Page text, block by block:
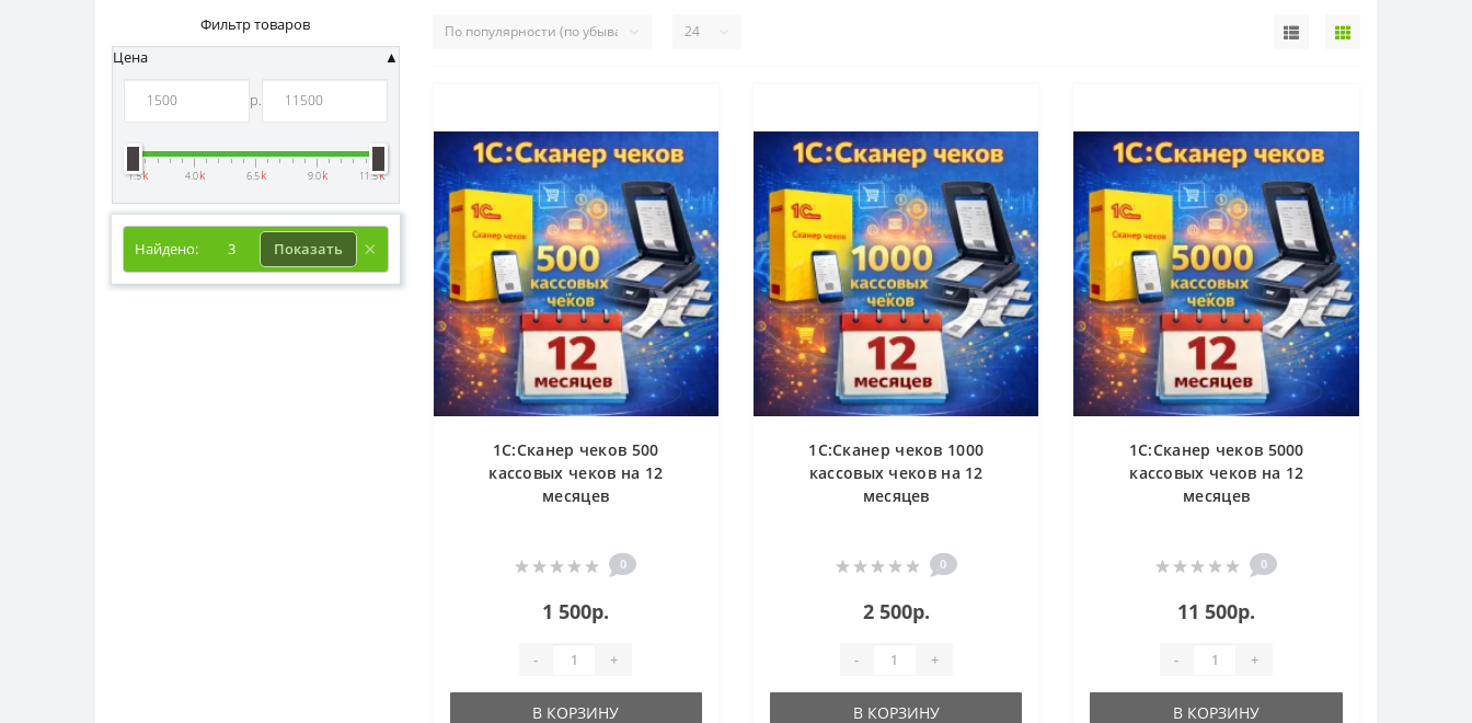
Фильтр товаров
Цена
р.
1.5k 4.0k 6.5k 9.0k 11.5k
Найдено: 3 Показать
1С:Сканер чеков 500
кассовых чеков на 12
месяцев
0
1 500р.
- +
В КОРЗИНУ
1С:Сканер чеков 1000
кассовых чеков на 12
месяцев
0
2 500р.
- +
В КОРЗИНУ
1С:Сканер чеков 5000
кассовых чеков на 12
месяцев
0
11 500р.
- +
В КОРЗИНУ